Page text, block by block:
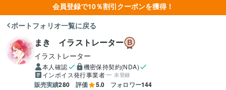
会員登録で10％割引クーポンを獲得！
ポートフォリオ一覧に戻る
まき イラストレーター
イラストレーター
本人確認
機密保持契約(NDA)
インボイス発行事業者
未登録
販売実績280 評価 5.0 フォロワー144